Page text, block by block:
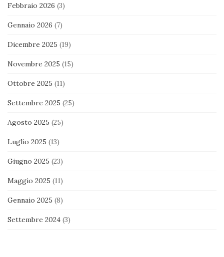
Febbraio 2026 (3)
Gennaio 2026 (7)
Dicembre 2025 (19)
Novembre 2025 (15)
Ottobre 2025 (11)
Settembre 2025 (25)
Agosto 2025 (25)
Luglio 2025 (13)
Giugno 2025 (23)
Maggio 2025 (11)
Gennaio 2025 (8)
Settembre 2024 (3)